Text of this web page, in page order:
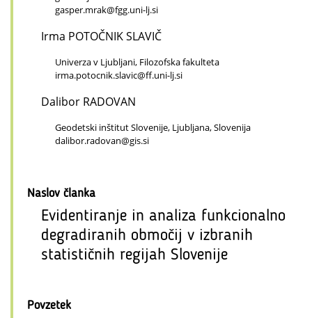
gasper.mrak@fgg.uni-lj.si
Irma POTOČNIK SLAVIČ
Univerza v Ljubljani, Filozofska fakulteta
irma.potocnik.slavic@ff.uni-lj.si
Dalibor RADOVAN
Geodetski inštitut Slovenije, Ljubljana, Slovenija
dalibor.radovan@gis.si
Naslov članka
Evidentiranje in analiza funkcionalno
degradiranih območij v izbranih
statističnih regijah Slovenije
Povzetek